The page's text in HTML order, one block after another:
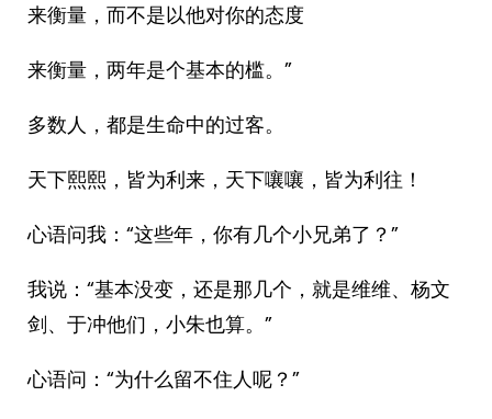
来衡量，而不是以他对你的态度
来衡量，两年是个基本的槛。”
多数人，都是生命中的过客。
天下熙熙，皆为利来，天下嚷嚷，皆为利往！
心语问我：“这些年，你有几个小兄弟了？”
我说：“基本没变，还是那几个，就是维维、杨文
剑、于冲他们，小朱也算。”
心语问：“为什么留不住人呢？”